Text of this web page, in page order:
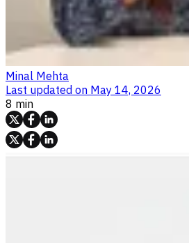
Minal Mehta
Last updated on May 14, 2026
8 min